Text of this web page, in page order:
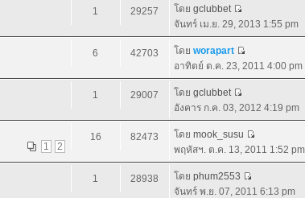
1 29257 โดย gclubbet
จันทร์ เม.ย. 29, 2013 1:55 pm
6 42703 โดย worapart
อาทิตย์ ต.ค. 23, 2011 4:00 pm
1 29007 โดย gclubbet
อังคาร ก.ค. 03, 2012 4:19 pm
1
2
16 82473 โดย mook_susu
พฤหัสฯ. ต.ค. 13, 2011 1:52 pm
1 28938 โดย phum2553
จันทร์ พ.ย. 07, 2011 6:13 pm